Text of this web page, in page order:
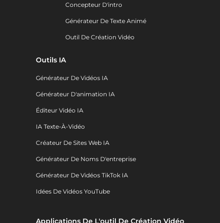
Concepteur D'intro
Générateur De Texte Animé
Outil De Création Vidéo
Outils IA
Générateur De Vidéos IA
Générateur D'animation IA
Éditeur Vidéo IA
IA Texte-À-Vidéo
Créateur De Sites Web IA
Générateur De Noms D'entreprise
Générateur De Vidéos TikTok IA
Idées De Vidéos YouTube
Applications De L'outil De Création Vidéo